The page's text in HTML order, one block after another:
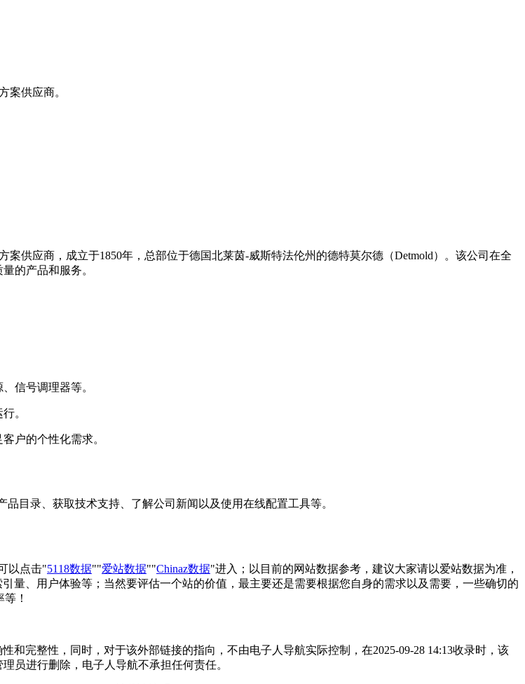
案供应商。
供应商，成立于1850年，总部位于德国北莱茵-威斯特法伦州的德特莫尔德（Detmold）。该公司在全
的产品和服务。
信号调理器等。
。
户的个性化需求。
目录、获取技术支持、了解公司新闻以及使用在线配置工具等。
以点击"5118数据""爱站数据""Chinaz数据"进入；以目前的网站数据参考，建议大家请以爱站数据为准，
量、用户体验等；当然要评估一个站的价值，最主要还是需要根据您自身的需求以及需要，一些确切的
！
和完整性，同时，对于该外部链接的指向，不由电子人导航实际控制，在2025-09-28 14:13收录时，该
员进行删除，电子人导航不承担任何责任。